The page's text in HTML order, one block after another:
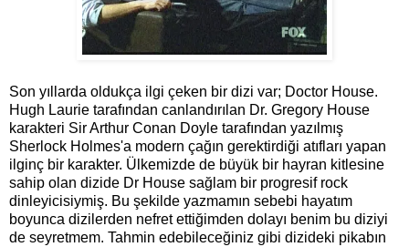
Son yıllarda oldukça ilgi çeken bir dizi var; Doctor House.
Hugh Laurie tarafından canlandırılan Dr. Gregory House
karakteri Sir Arthur Conan Doyle tarafından yazılmış
Sherlock Holmes'a modern çağın gerektirdiği atıfları yapan
ilginç bir karakter. Ülkemizde de büyük bir hayran kitlesine
sahip olan dizide Dr House sağlam bir progresif rock
dinleyicisiymiş. Bu şekilde yazmamın sebebi hayatım
boyunca dizilerden nefret ettiğimden dolayı benim bu diziyi
de seyretmem. Tahmin edebileceğiniz gibi dizideki pikabın